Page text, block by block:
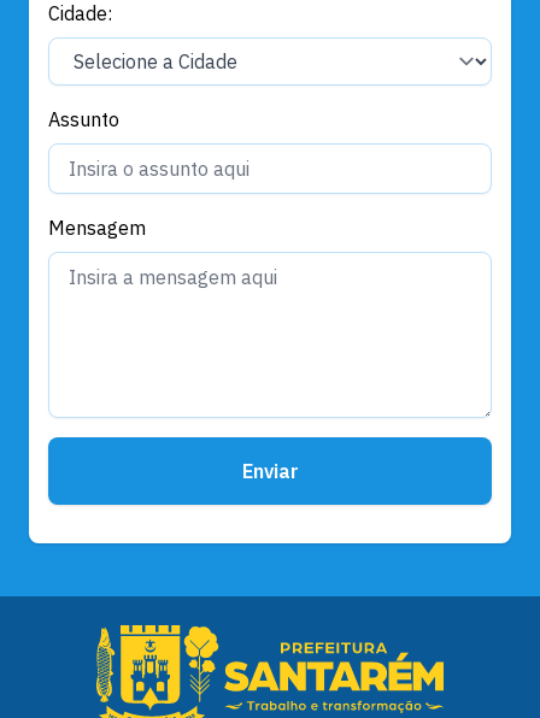
Cidade:
Assunto
Mensagem
Enviar